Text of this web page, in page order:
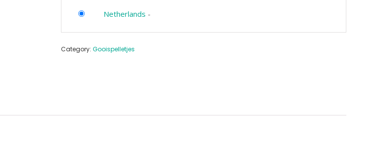
Netherlands -
Category: Gooispelletjes